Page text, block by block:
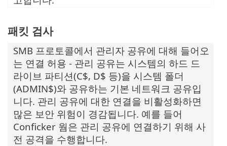
패킷 검사
SMB 프로토콜에서 관리자 공유에 대해 들어오
는 연결 허용 - 관리 공유는 시스템의 하드 드
라이브 파티션(C$, D$ 등)을 시스템 폴더
(ADMIN$)와 공유하는 기본 네트워크 공유입
니다. 관리 공유에 대한 연결을 비활성화하면
많은 보안 위험이 경감됩니다. 예를 들어
Conficker 웜은 관리 공유에 연결하기 위해 사
전 공격을 수행합니다.